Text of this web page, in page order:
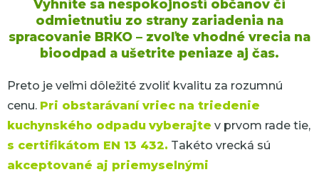
Vyhnite sa nespokojnosti občanov či
odmietnutiu zo strany zariadenia na
spracovanie BRKO – zvoľte vhodné vrecia na
bioodpad a ušetrite peniaze aj čas.
Preto je veľmi dôležité zvoliť kvalitu za rozumnú
cenu. Pri obstarávaní vriec na triedenie
kuchynského odpadu vyberajte v prvom rade tie,
s certifikátom EN 13 432. Takéto vrecká sú
akceptované aj priemyselnými